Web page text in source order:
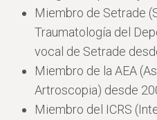
Miembro de Setrade
Traumatología del
vocal de Setrade
Miembro de la AEA
Artroscopia) desde
Miembro del ICRS